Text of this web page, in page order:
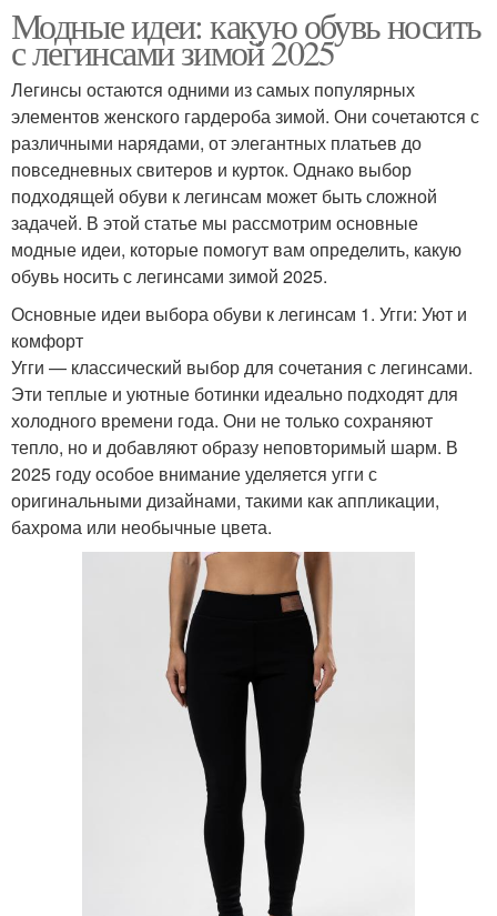
Модные идеи: какую обувь носить
с легинсами зимой 2025
Легинсы остаются одними из самых популярных
элементов женского гардероба зимой. Они сочетаются с
различными нарядами, от элегантных платьев до
повседневных свитеров и курток. Однако выбор
подходящей обуви к легинсам может быть сложной
задачей. В этой статье мы рассмотрим основные
модные идеи, которые помогут вам определить, какую
обувь носить с легинсами зимой 2025.
Основные идеи выбора обуви к легинсам 1. Угги: Уют и
комфорт
Угги — классический выбор для сочетания с легинсами.
Эти теплые и уютные ботинки идеально подходят для
холодного времени года. Они не только сохраняют
тепло, но и добавляют образу неповторимый шарм. В
2025 году особое внимание уделяется угги с
оригинальными дизайнами, такими как аппликации,
бахрома или необычные цвета.